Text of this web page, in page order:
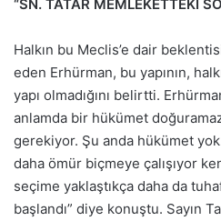
“SN. TATAR MEMLEKETTEKİ
Halkın bu Meclis’e dair
eden Erhürman, bu yapının,
yapı olmadığını belirtti.
anlamda bir hükümet
gerekiyor. Şu anda hükümet
daha ömür biçmeye çalışıyor
seçime yaklaştıkça daha da
başlandı” diye konuştu. Sayın